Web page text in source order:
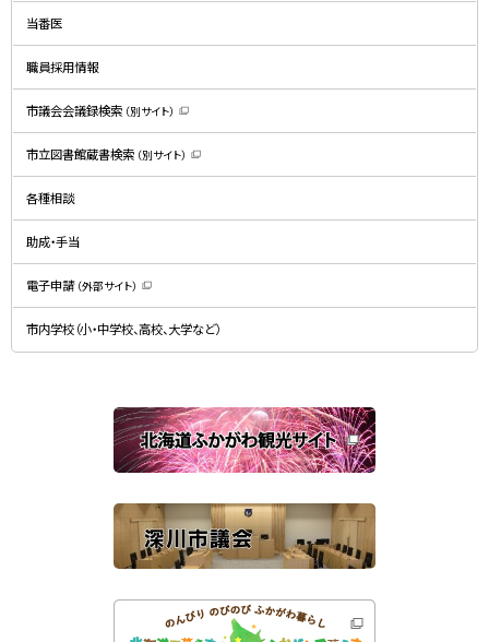
ン
で
す
）
当番医
職員採用情報
市議会会議録検索 （別サイト）
新
規
ウ
ン
で
す
市立図書館蔵書検索 （別サイト）
新
ン
で
す
）
各種相談
助成・手当
電子申請 （外部サイト）
新
規
ウ
ン
開
き
ま
す
）
市内学校（小・中学校、高校、大学など）